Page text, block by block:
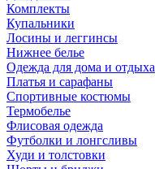
Комплекты
Купальники
Лосины и леггинсы
Нижнее белье
Одежда для дома и отдыха
Платья и сарафаны
Спортивные костюмы
Термобелье
Флисовая одежда
Футболки и лонгсливы
Худи и толстовки